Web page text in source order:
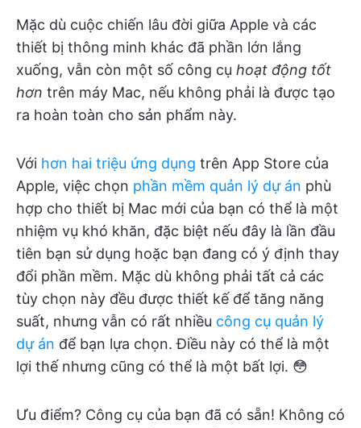
Mặc dù cuộc chiến lâu đời giữa Apple và các
thiết bị thông minh khác đã phần lớn lắng
xuống, vẫn còn một số công cụ hoạt động tốt
hơn trên máy Mac, nếu không phải là được tạo
ra hoàn toàn cho sản phẩm này.
Với hơn hai triệu ứng dụng trên App Store của
Apple, việc chọn phần mềm quản lý dự án phù
hợp cho thiết bị Mac mới của bạn có thể là một
nhiệm vụ khó khăn, đặc biệt nếu đây là lần đầu
tiên bạn sử dụng hoặc bạn đang có ý định thay
đổi phần mềm. Mặc dù không phải tất cả các
tùy chọn này đều được thiết kế để tăng năng
suất, nhưng vẫn có rất nhiều công cụ quản lý
dự án để bạn lựa chọn. Điều này có thể là một
lợi thế nhưng cũng có thể là một bất lợi. 😳
Ưu điểm? Công cụ của bạn đã có sẵn! Không có